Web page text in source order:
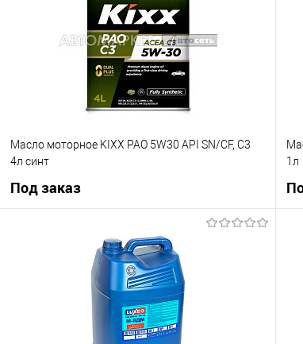
Масло моторное KIXX PAO 5W30 API SN/CF, C3
4л синт
Под заказ
Под заказ
К сравнению
Под заказ
1л